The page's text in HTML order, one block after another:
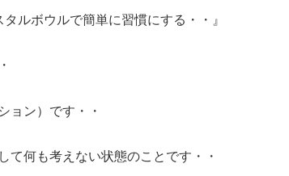
タルボウルで簡単に習慣にする・・』
ョン）です・・
て何も考えない状態のことです・・